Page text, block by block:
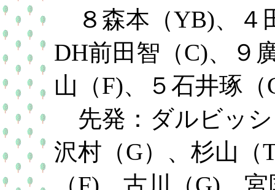
８森本（YB)、４
DH前田智（C)、９
山（F)、５石井琢
先発：ダルビッシ
沢村（G）、杉山（